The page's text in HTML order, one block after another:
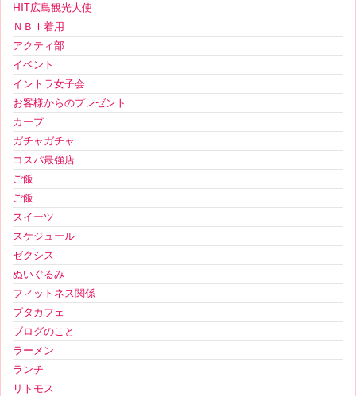
HIT広島観光大使
ＮＢＩ着用
アクティ部
イベント
イントラ女子会
お客様からのプレゼント
カープ
ガチャガチャ
コスパ最強店
ご飯
ご飯
スイーツ
スケジュール
ゼクシス
ぬいぐるみ
フィットネス関係
ブタカフェ
ブログのこと
ラーメン
ランチ
リトモス